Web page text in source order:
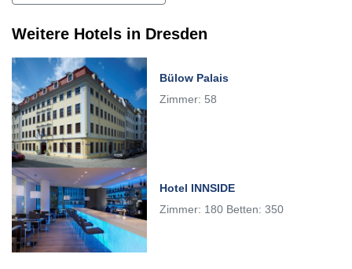
Weitere Hotels in Dresden
Bülow Palais
Zimmer: 58
Hotel INNSIDE
Zimmer: 180 Betten: 350